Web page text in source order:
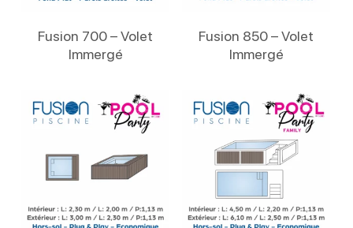
Fusion 700 – Volet
Immergé
Fusion 850 – Volet
Immergé